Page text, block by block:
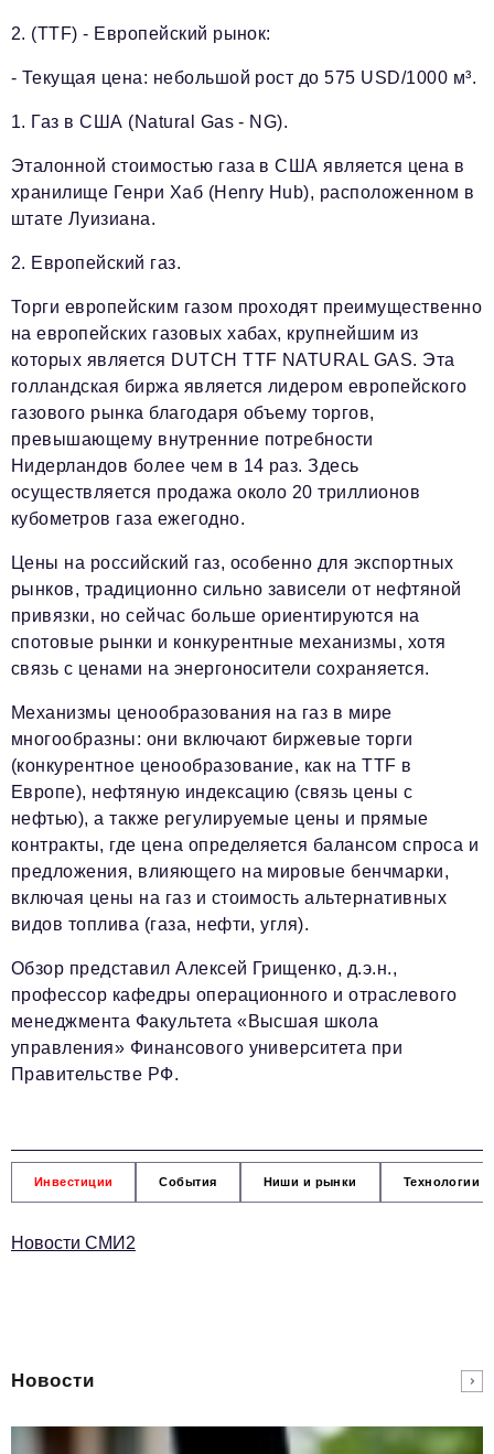
2. (TTF) - Европейский рынок:
- Текущая цена: небольшой рост до 575 USD/1000 м³.
1. Газ в США (Natural Gas - NG).
Эталонной стоимостью газа в США является цена в
хранилище Генри Хаб (Henry Hub), расположенном в
штате Луизиана.
2. Европейский газ.
Торги европейским газом проходят преимущественно
на европейских газовых хабах, крупнейшим из
которых является DUTCH TTF NATURAL GAS. Эта
голландская биржа является лидером европейского
газового рынка благодаря объему торгов,
превышающему внутренние потребности
Нидерландов более чем в 14 раз. Здесь
осуществляется продажа около 20 триллионов
кубометров газа ежегодно.
Цены на российский газ, особенно для экспортных
рынков, традиционно сильно зависели от нефтяной
привязки, но сейчас больше ориентируются на
спотовые рынки и конкурентные механизмы, хотя
связь с ценами на энергоносители сохраняется.
Механизмы ценообразования на газ в мире
многообразны: они включают биржевые торги
(конкурентное ценообразование, как на TTF в
Европе), нефтяную индексацию (связь цены с
нефтью), а также регулируемые цены и прямые
контракты, где цена определяется балансом спроса и
предложения, влияющего на мировые бенчмарки,
включая цены на газ и стоимость альтернативных
видов топлива (газа, нефти, угля).
Обзор представил Алексей Грищенко, д.э.н.,
профессор кафедры операционного и отраслевого
менеджмента Факультета «Высшая школа
управления» Финансового университета при
Правительстве РФ.
Инвестиции События Ниши и рынки Технологии
Новости СМИ2
Новости